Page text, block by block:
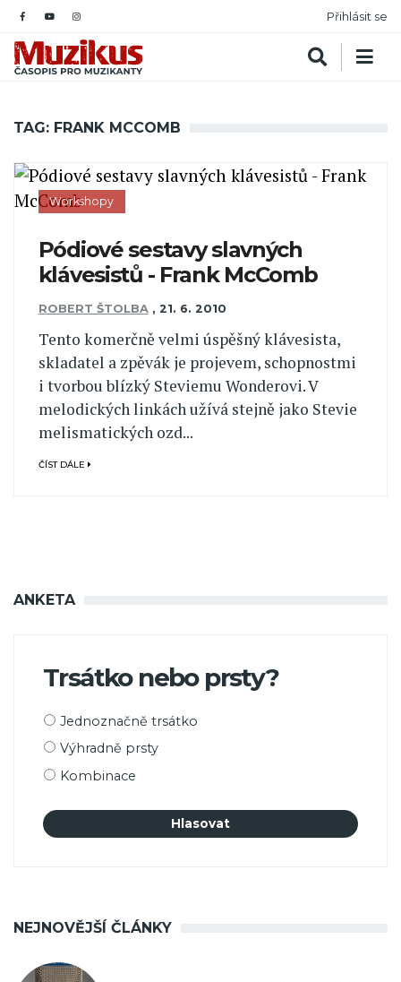
Přihlásit se
TAG: FRANK MCCOMB
Workshopy
Pódiové sestavy slavných
klávesistů - Frank McComb
ROBERT ŠTOLBA , 21. 6. 2010
Tento komerčně velmi úspěšný klávesista,
skladatel a zpěvák je projevem, schopnostmi
i tvorbou blízký Steviemu Wonderovi. V
melodických linkách užívá stejně jako Stevie
melismatických ozd...
ČÍST DÁLE
ANKETA
Trsátko nebo prsty?
Možnosti
Jednoznačně trsátko
Výhradně prsty
Kombinace
NEJNOVĚJŠÍ ČLÁNKY